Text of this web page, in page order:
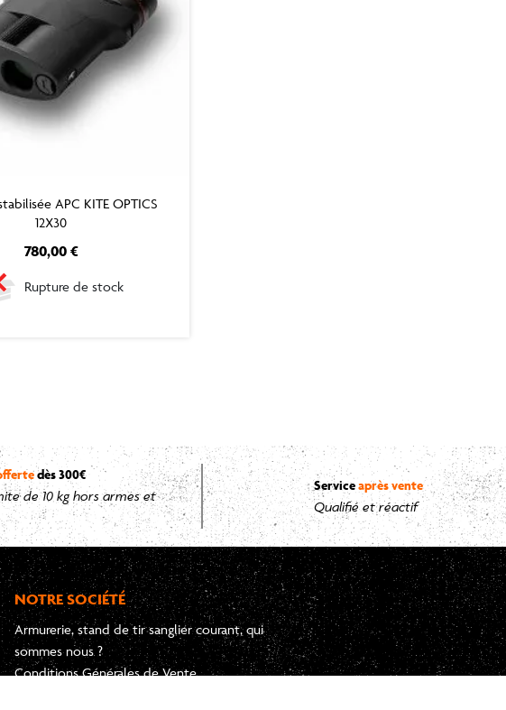
APC KITE OPTICS
12X30
Prix
780,00 €
Rupture de stock
dès 300€
de 10 kg hors armes et
Serviceaprès vente
Qualifié et réactif
NOTRE SOCIÉTÉ
Armurerie, stand de tir sanglier courant, qui
sommes nous ?
Conditions Générales de Vente